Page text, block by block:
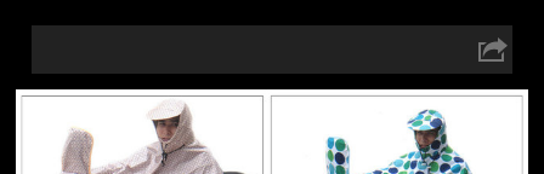
Jön még kép!